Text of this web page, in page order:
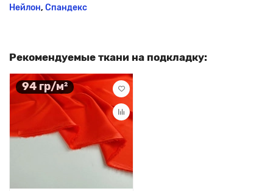
Нейлон, Спандекс
Рекомендуемые ткани на подкладку:
94 гр/м²